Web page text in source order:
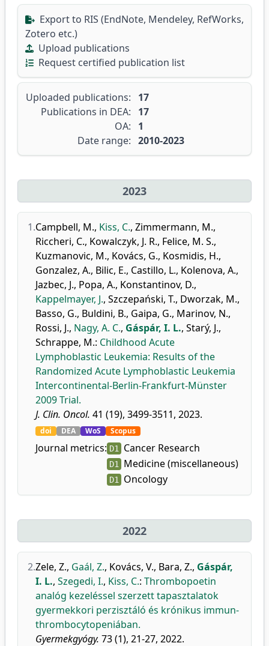
Export to RIS (EndNote, Mendeley, RefWorks,
Zotero etc.)
Upload publications
Request certified publication list
Uploaded publications:
17
Publications in DEA:
17
OA:
1
Date range: 2010-2023
2023
1.Campbell, M., Kiss, C., Zimmermann, M.,
Riccheri, C., Kowalczyk, J. R., Felice, M. S.,
Kuzmanovic, M., Kovács, G., Kosmidis, H.,
Gonzalez, A., Bilic, E., Castillo, L., Kolenova, A.,
Jazbec, J., Popa, A., Konstantinov, D.,
Kappelmayer, J., Szczepański, T., Dworzak, M.,
Basso, G., Buldini, B., Gaipa, G., Marinov, N.,
Rossi, J., Nagy, A. C., Gáspár, I. L., Starý, J.,
Schrappe, M.: Childhood Acute
Lymphoblastic Leukemia: Results of the
Randomized Acute Lymphoblastic Leukemia
Intercontinental-Berlin-Frankfurt-Münster
2009 Trial.
J. Clin. Oncol. 41 (19), 3499-3511, 2023.
doi DEA WoS Scopus
Journal metrics: D1 Cancer Research
D1 Medicine (miscellaneous)
D1 Oncology
2022
2.Zele, Z., Gaál, Z., Kovács, V., Bara, Z., Gáspár,
I. L., Szegedi, I., Kiss, C.: Thrombopoetin
analóg kezeléssel szerzett tapasztalatok
gyermekkori perzisztáló és krónikus immun-
thrombocytopeniában.
Gyermekgyógy. 73 (1), 21-27, 2022.